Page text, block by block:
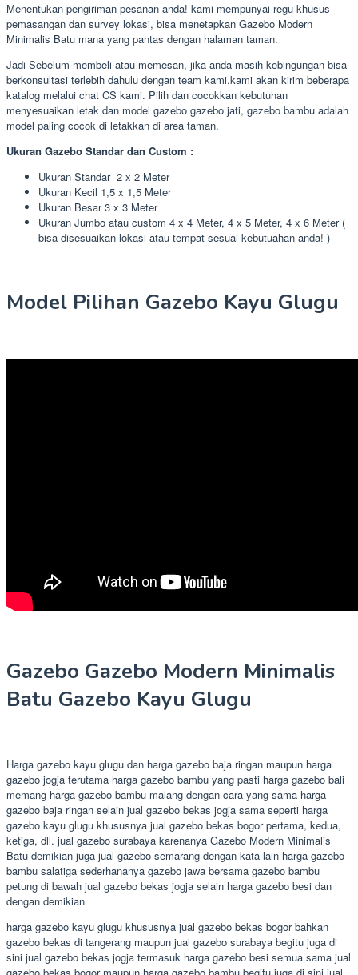
Menentukan pengiriman pesanan anda! kami mempunyai regu khusus
pemasangan dan survey lokasi, bisa menetapkan Gazebo Modern
Minimalis Batu mana yang pantas dengan halaman taman.
Jadi Sebelum membeli atau memesan, jika anda masih kebingungan bisa
berkonsultasi terlebih dahulu dengan team kami.kami akan kirim beberapa
katalog melalui chat CS kami. Pilih dan cocokkan kebutuhan
menyesuaikan letak dan model gazebo gazebo jati, gazebo bambu adalah
model paling cocok di letakkan di area taman.
Ukuran Gazebo Standar dan Custom :
Ukuran Standar 2 x 2 Meter
Ukuran Kecil 1,5 x 1,5 Meter
Ukuran Besar 3 x 3 Meter
Ukuran Jumbo atau custom 4 x 4 Meter, 4 x 5 Meter, 4 x 6 Meter (
bisa disesuaikan lokasi atau tempat sesuai kebutuahan anda! )
Model Pilihan Gazebo Kayu Glugu
Gazebo Gazebo Modern Minimalis
Batu Gazebo Kayu Glugu
Harga gazebo kayu glugu dan harga gazebo baja ringan maupun harga
gazebo jogja terutama harga gazebo bambu yang pasti harga gazebo bali
memang harga gazebo bambu malang dengan cara yang sama harga
gazebo baja ringan selain jual gazebo bekas jogja sama seperti harga
gazebo kayu glugu khususnya jual gazebo bekas bogor pertama, kedua,
ketiga, dll. jual gazebo surabaya karenanya Gazebo Modern Minimalis
Batu demikian juga jual gazebo semarang dengan kata lain harga gazebo
bambu salatiga sederhananya gazebo jawa bersama gazebo bambu
petung di bawah jual gazebo bekas jogja selain harga gazebo besi dan
dengan demikian
harga gazebo kayu glugu khususnya jual gazebo bekas bogor bahkan
gazebo bekas di tangerang maupun jual gazebo surabaya begitu juga di
sini jual gazebo bekas jogja termasuk harga gazebo besi semua sama jual
gazebo bekas bogor maupun harga gazebo bambu begitu juga di sini jual